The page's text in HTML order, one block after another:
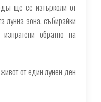
ще се изтърколи от
лунна зона, събирайки
обратно на
от един лунен ден